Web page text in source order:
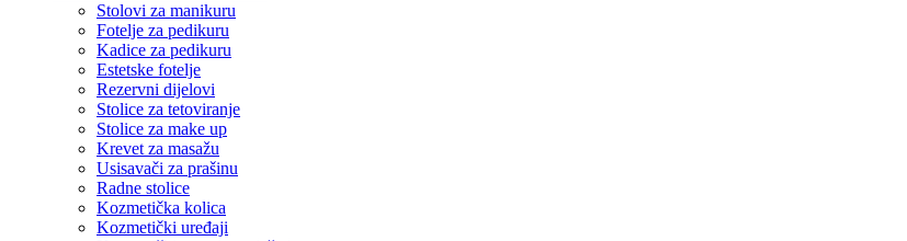
Stolovi za manikuru
Fotelje za pedikuru
Kadice za pedikuru
Estetske fotelje
Rezervni dijelovi
Stolice za tetoviranje
Stolice za make up
Krevet za masažu
Usisavači za prašinu
Radne stolice
Kozmetička kolica
Kozmetički uređaji